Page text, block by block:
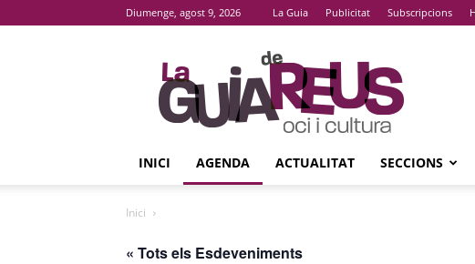
Diumenge, agost 9, 2026 La Guia Publicitat Subscripcions
La
Guia
De
Reus
INICI AGENDA ACTUALITAT SECCIONS
Inici
« Tots els Esdeveniments